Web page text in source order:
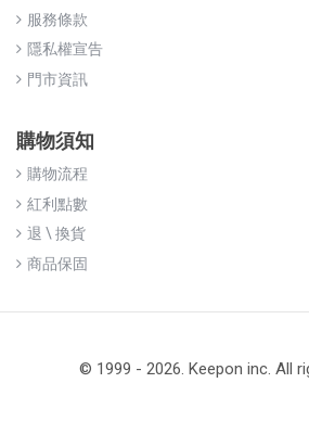
服務條款
隱私權宣告
門市資訊
購物須知
購物流程
紅利點數
退 \ 換貨
商品保固
© 1999 - 2026. Keepon inc. All